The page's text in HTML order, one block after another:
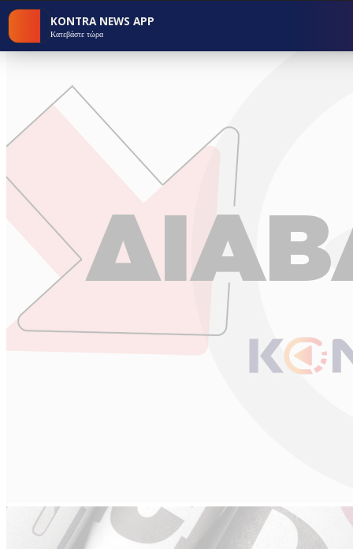
KONTRA NEWS APP
Κατεβάστε τώρα